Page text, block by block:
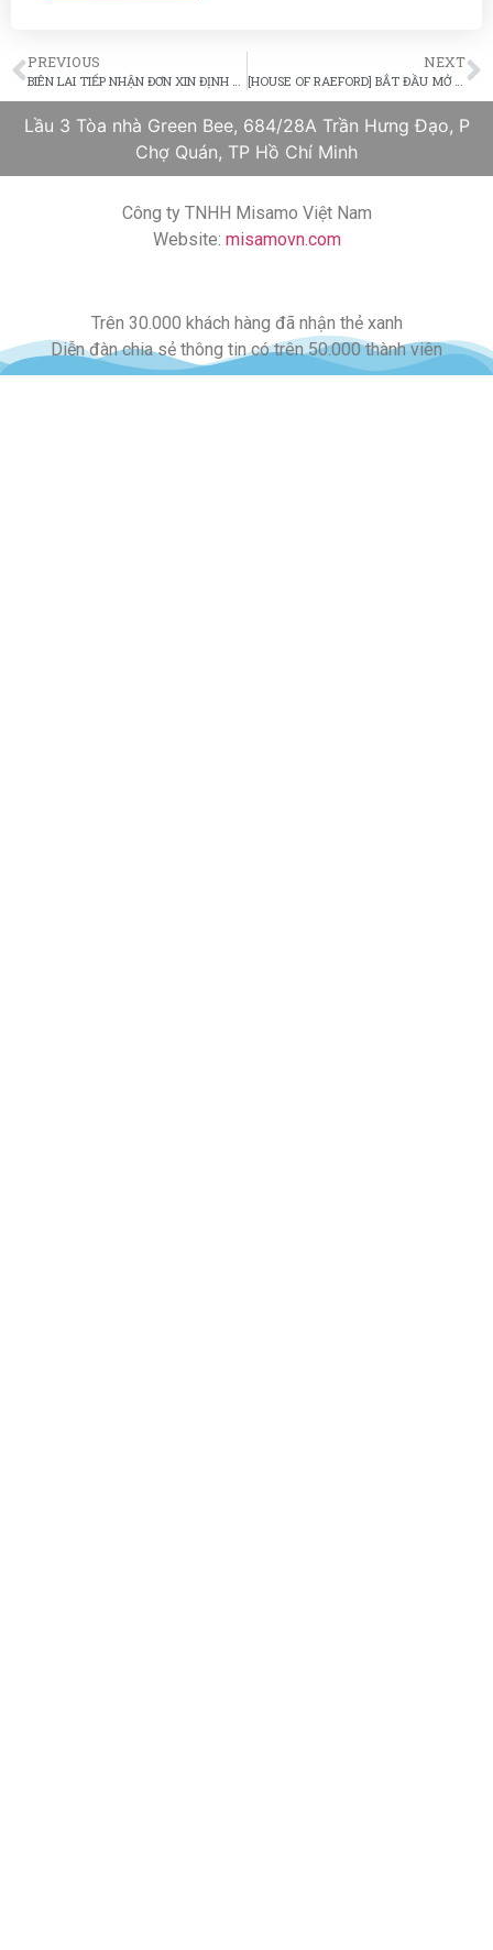
PREVIOUS
BIÊN LAI TIẾP NHẬN ĐƠN XIN ĐỊNH CƯ I-140 CỦA SỞ DI TRÚ
NEXT
[HOUSE OF RAEFORD] BẮT ĐẦU MỞ ĐỢT TUYỂN DỤNG GIỮA THÁNG 4/2017
Lầu 3 Tòa nhà Green Bee, 684/28A Trần Hưng Đạo, P
Chợ Quán, TP Hồ Chí Minh
Công ty TNHH Misamo Việt Nam
Website: misamovn.com
Trên 30.000 khách hàng đã nhận thẻ xanh
Diễn đàn chia sẻ thông tin có trên 50.000 thành viên